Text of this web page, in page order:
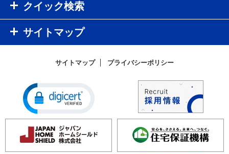
クイック検索
サイトマップ
サイトマップ プライバシーポリシー